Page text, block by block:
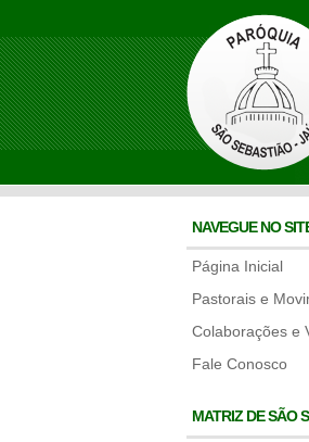
NAVEGUE NO
Página Inicial
Pastorais e
Colaborações e
Fale Conosco
MATRIZ DE SÃO